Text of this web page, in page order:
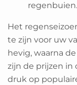
regenbuien.
Het
te zijn voor uw
hevig, waarna
zijn de prijzen in
druk op